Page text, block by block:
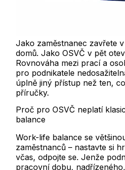
Jako zaměstnanec zavřete
domů. Jako OSVČ v pět
Rovnováha mezi prací a
pro podnikatele
úplně jiný přístup než ten,
příručky.
Proč pro OSVČ neplatí
balance
Work-life balance se
zaměstnanců – nastavte si
včas, odpojte se. Jenže
pracovní dobu,